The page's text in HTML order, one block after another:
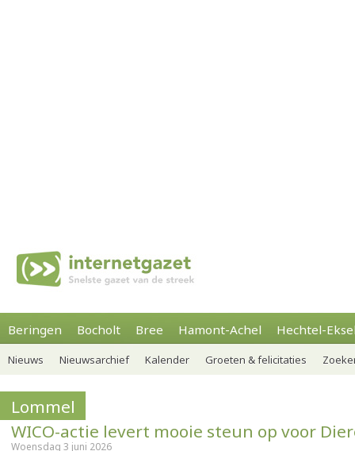
Beringen Bocholt Bree Hamont-Achel Hechtel-
Nieuws Nieuwsarchief Kalender Groeten & felicitaties
Lommel
WICO-actie levert mooie steun op voor
Woensdag 3 juni 2026